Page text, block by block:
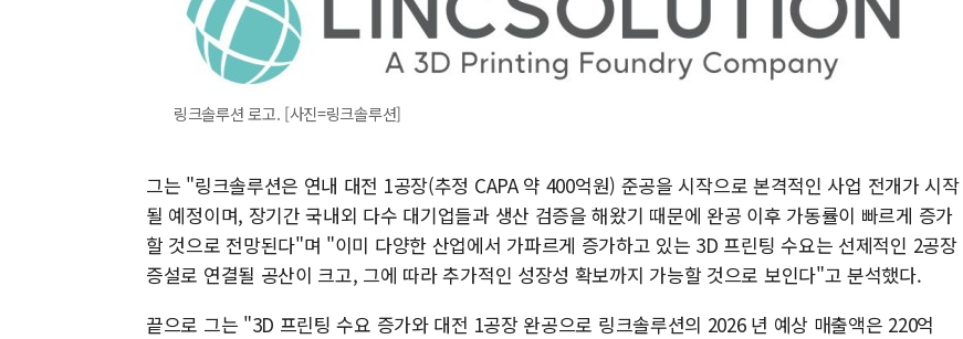
링크솔루션 로고. [사진=링크솔루션]
그는 "링크솔루션은 연내 대전 1공장(추정 CAPA 약 400억원) 준공을 시작으로 본격적인 사업 전개가 시작
될 예정이며, 장기간 국내외 다수 대기업들과 생산 검증을 해왔기 때문에 완공 이후 가동률이 빠르게 증가
할 것으로 전망된다"며 "이미 다양한 산업에서 가파르게 증가하고 있는 3D 프린팅 수요는 선제적인 2공장
증설로 연결될 공산이 크고, 그에 따라 추가적인 성장성 확보까지 가능할 것으로 보인다"고 분석했다.
끝으로 그는 "3D 프린팅 수요 증가와 대전 1공장 완공으로 링크솔루션의 2026 년 예상 매출액은 220억